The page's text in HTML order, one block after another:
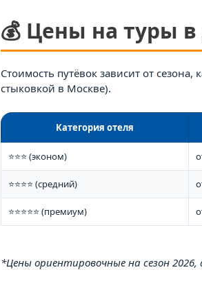
💰 Цены на туры в
Стоимость путёвок зависит от
стыковкой в Москве).
Категория отеля
⭐⭐⭐ (эконом)
⭐⭐⭐⭐ (средний)
⭐⭐⭐⭐⭐ (премиум)
*Цены ориентировочные на сезон